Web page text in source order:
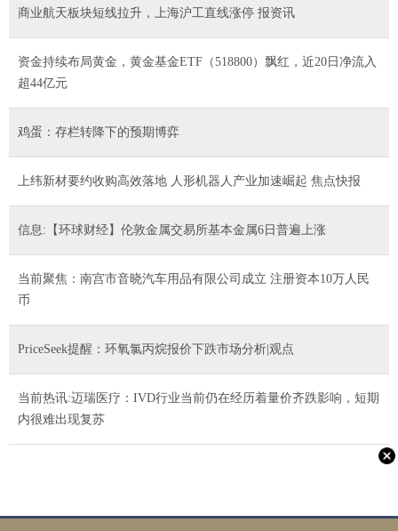
商业航天板块短线拉升，上海沪工直线涨停 报资讯
资金持续布局黄金，黄金基金ETF（518800）飘红，近20日净流入
超44亿元
鸡蛋：存栏转降下的预期博弈
上纬新材要约收购高效落地 人形机器人产业加速崛起 焦点快报
信息:【环球财经】伦敦金属交易所基本金属6日普遍上涨
当前聚焦：南宫市音晓汽车用品有限公司成立 注册资本10万人民
币
PriceSeek提醒：环氧氯丙烷报价下跌市场分析|观点
当前热讯:迈瑞医疗：IVD行业当前仍在经历着量价齐跌影响，短期
内很难出现复苏